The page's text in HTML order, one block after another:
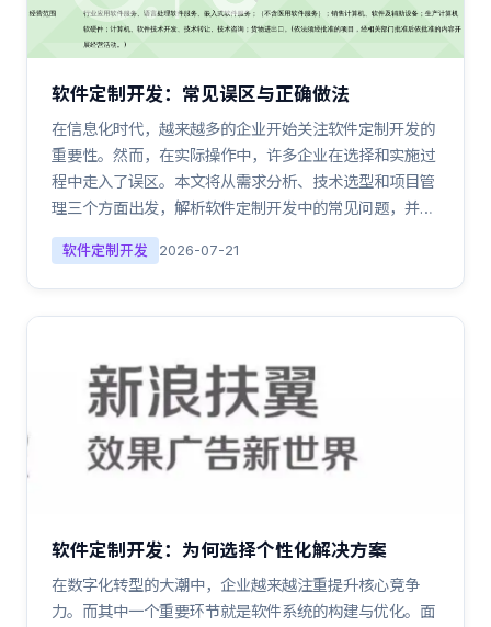
软件定制开发：常见误区与正确做法
在信息化时代，越来越多的企业开始关注软件定制开发的
重要性。然而，在实际操作中，许多企业在选择和实施过
程中走入了误区。本文将从需求分析、技术选型和项目管
理三个方面出发，解析软件定制开发中的常见问题，并…
软件定制开发 2026-07-21
软件定制开发：为何选择个性化解决方案
在数字化转型的大潮中，企业越来越注重提升核心竞争
力。而其中一个重要环节就是软件系统的构建与优化。面